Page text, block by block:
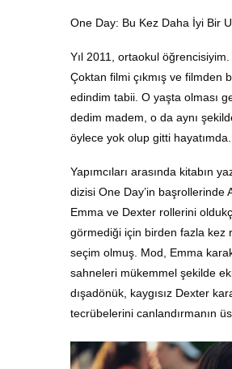
One Day: Bu Kez Daha İyi Bir
Yıl 2011, ortaokul
Çoktan filmi çıkmış ve filmden
edindim tabii. O yaşta olması
dedim madem, o da aynı
öylece yok olup gitti hayatımda.
Yapımcıları arasında kitabın
dizisi One Day’in başrollerinde
Emma ve Dexter rollerini
görmediği için birden fazla kez
seçim olmuş. Mod, Emma
sahneleri mükemmel şekilde
dışadönük, kaygısız Dexter
tecrübelerini canlandırmanın